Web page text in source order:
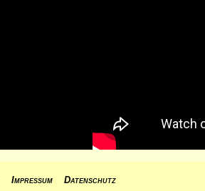
Impressum Datenschutz